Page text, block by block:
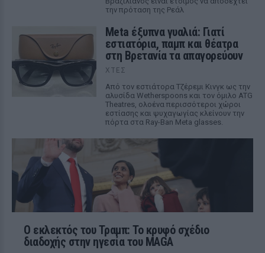
την πρόταση της Ρεάλ
Meta έξυπνα γυαλιά: Γιατί
εστιατόρια, παμπ και θέατρα
στη Βρετανία τα απαγορεύουν
ΧΤΕΣ
Από τον εστιάτορα Τζέρεμι Κινγκ ως την
αλυσίδα Wetherspoons και τον όμιλο ATG
Theatres, ολοένα περισσότεροι χώροι
εστίασης και ψυχαγωγίας κλείνουν την
πόρτα στα Ray-Ban Meta glasses.
Ο εκλεκτός του Τραμπ: Το κρυφό σχέδιο
διαδοχής στην ηγεσία του MAGA